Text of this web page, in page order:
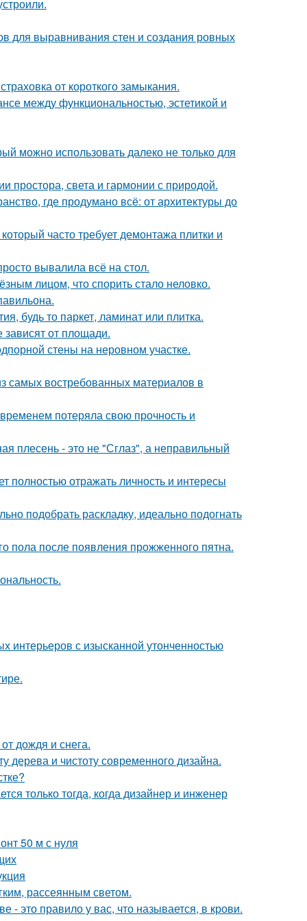
для выравнивания стен и создания ровных
от короткого замыкания.
между функциональностью, эстетикой и
можно использовать далеко не только для
простора, света и гармонии с природой.
где продумано всё: от архитектуры до
часто требует демонтажа плитки и
вывалила всё на стол.
лицом, что спорить стало неловко.
будь то паркет, ламинат или плитка.
от площади.
стены на неровном участке.
самых востребованных материалов в
потеряла свою прочность и
плесень - это не "Сглаз", а неправильный
полностью отражать личность и интересы
подобрать раскладку, идеально подогнать
пола после появления прожженного пятна.
интерьеров с изысканной утонченностью
дождя и снега.
дерева и чистоту современного дизайна.
только тогда, когда дизайнер и инженер
50 м с нуля
рассеянным светом.
- это правило у вас, что называется, в крови.